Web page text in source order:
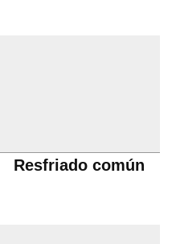
Resfriado común